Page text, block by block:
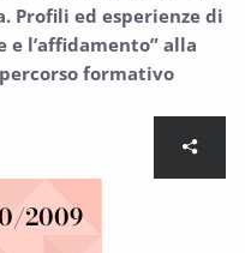
Profili ed esperienze di
e l’affidamento” alla
formativo
2009